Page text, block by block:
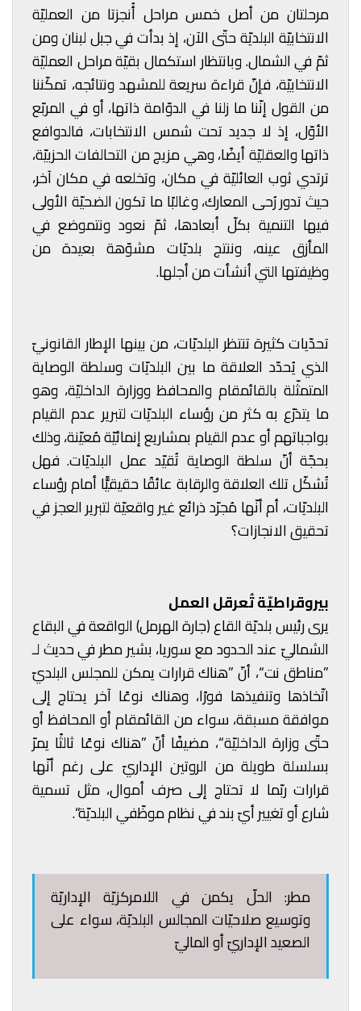
مرحلتان من أصل خمس مراحل أُنجزتا من العمليّة
الانتخابيّة البلديّة حتّى الآن، إذ بدأت في جبل لبنان ومن
ثمّ في الشمال. وبانتظار استكمال بقيّة مراحل العمليّة
الانتخابيّة، فإنّ قراءة سريعة للمشهد ونتائجه، تمكّننا
من القول إنّنا ما زلنا في الدوّامة ذاتها، أو في المربّع
الأوّل، إذ لا جديد تحت شمس الانتخابات، فالدوافع
ذاتها والعقليّة أيضًا، وهي مزيج من التحالفات الحزبيّة،
ترتدي ثوب العائليّة في مكان، وتخلعه في مكان آخر،
حيث تدور رُحى المعارك، وغالبًا ما تكون الضحيّة الأولى
فيها التنمية بكلّ أبعادها، ثمّ نعود ونتموضع في
المأزق عينه، وننتج بلديّات مشوّهة بعيدة من
وظيفتها التي أنشأت من أجلها.
تحدّيات كثيرة تنتظر البلديّات، من بينها الإطار القانونيّ
الذي يُحدّد العلاقة ما بين البلديّات وسلطة الوصاية
المتمثّلة بالقائمقام والمحافظ ووزارة الداخليّة، وهو
ما يتذرّع به كثر من رؤساء البلديّات لتبرير عدم القيام
بواجباتهم أو عدم القيام بمشاريع إنمائيّة مُعيّنة، وذلك
بحجّة أنّ سلطة الوصاية تُقيّد عمل البلديّات. فهل
تُشكّل تلك العلاقة والرقابة عائقًا حقيقيًّا أمام رؤساء
البلديّات، أم أنّها مُجرّد ذرائع غير واقعيّة لتبرير العجز في
تحقيق الانجازات؟
بيروقراطيّة تُعرقل العمل
يرى رئيس بلديّة القاع (جارة الهرمل) الواقعة في البقاع
الشماليّ عند الحدود مع سوريا، بشير مطر في حديث لـ
”مناطق نت“، أنّ ”هناك قرارات يمكن للمجلس البلديّ
اتّخاذها وتنفيذها فورًا، وهناك نوعًا آخر يحتاج إلى
موافقة مسبقة، سواء من القائمقام أو المحافظ أو
حتّى وزارة الداخليّة“، مضيفًا أنّ ”هناك نوعًا ثالثًا يمرّ
بسلسلة طويلة من الروتين الإداريّ على رغم أنّها
قرارات ربّما لا تحتاج إلى صرف أموال، مثل تسمية
شارع أو تغيير أيّ بند في نظام موظّفي البلديّة“.
مطر: الحلّ يكمن في اللامركزيّة الإداريّة
وتوسيع صلاحيّات المجالس البلديّة، سواء على
الصعيد الإداريّ أو الماليّ